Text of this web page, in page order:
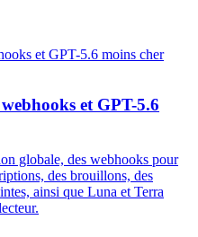
et GPT-5.6
globale, des webhooks pour
des brouillons, des
ainsi que Luna et Terra